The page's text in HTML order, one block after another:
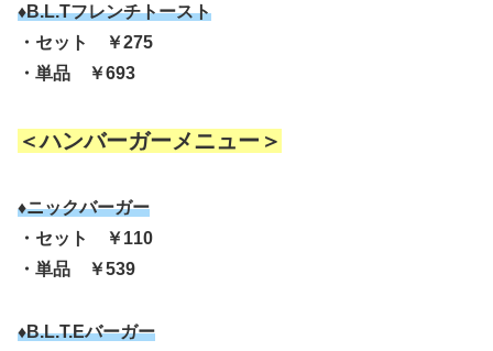
♦B.L.Tフレンチトースト
・セット ￥275
・単品 ￥693
＜ハンバーガーメニュー＞
♦ニックバーガー
・セット ￥110
・単品 ￥539
♦B.L.T.Eバーガー